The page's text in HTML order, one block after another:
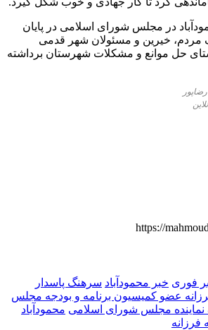
در مجلس شورای اسلامی در پایان
مردم، خیرین و مسئولان شهر قدمی
حل موانع و مشکلات شهرستان برداشته
https://
فوری خبر محمودآباد سرهنگ پاسدار
عضو کمیسیون برنامه و بودجه مجلس
نماینده مجلس شورای اسلامی محمودآباد
فرزانه